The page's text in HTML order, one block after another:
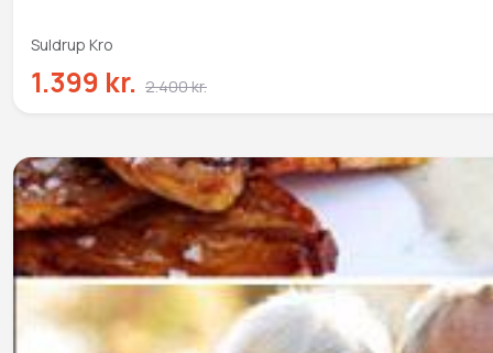
Suldrup Kro
1.399 kr. 2.400 kr.